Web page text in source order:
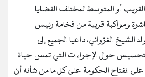
أو المتوسط لمختلف القضايا
ومواكبة قريبة من فخامة رئيس
الشيخ الغزواني، داعيا الجميع إلى
والتحسيس حول الإجراءات التي تمس حياة
على انفتاح الحكومة على كل ما من شأنه أن